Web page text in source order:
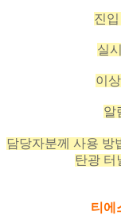
진
실
이
알
담당자분께 사용 방
탄광 터
티에